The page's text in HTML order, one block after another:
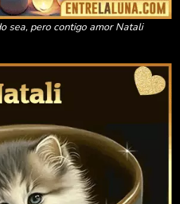
sea, pero contigo amor Natali